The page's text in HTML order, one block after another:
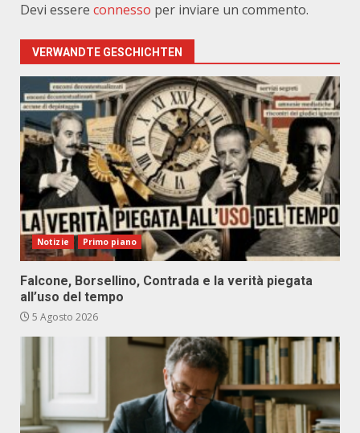
Devi essere connesso per inviare un commento.
VERWANDTE GESCHICHTEN
Notizie Primo piano
Falcone, Borsellino, Contrada e la verità piegata
all’uso del tempo
5 Agosto 2026